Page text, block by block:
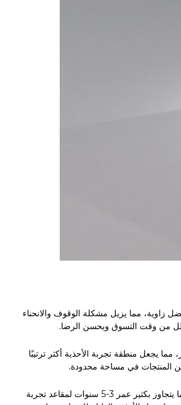
زاوية، مما يزيل مشكلة الوقوف والانحناء
من وقت التسوق ويحسن الرضا.
توفر هذه الوحدة 2 في 1 أكثر من 40% من مساحة المتجر، مما يجعل منطقة تجربة الأحذية أكثر ترتيبًا
المنتجات في مساحة محدودة.
المواد المتينة (إطار من سبائك الألومنيوم، مرآة مقسى، جلد PU) تضمن عمر خدمة يصل إلى 10-12 عامًا، وهو ما يتجاوز بكثير عمر 3-5 سنوات لمقاعد تجربة